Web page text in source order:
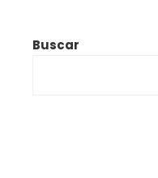
Buscar